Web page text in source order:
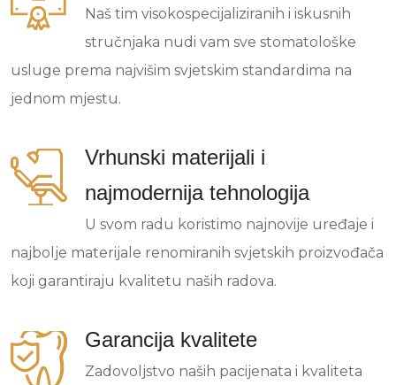
Naš tim visokospecijaliziranih i iskusnih
stručnjaka nudi vam sve stomatološke
usluge prema najvišim svjetskim standardima na
jednom mjestu.
Vrhunski materijali i
najmodernija tehnologija
U svom radu koristimo najnovije uređaje i
najbolje materijale renomiranih svjetskih proizvođača
koji garantiraju kvalitetu naših radova.
Garancija kvalitete
Zadovoljstvo naših pacijenata i kvaliteta